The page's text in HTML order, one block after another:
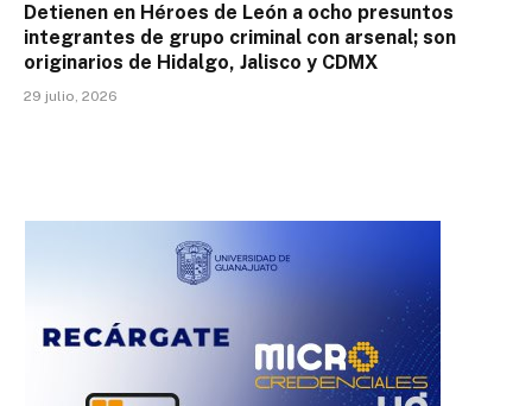
Detienen en Héroes de León a ocho presuntos
integrantes de grupo criminal con arsenal; son
originarios de Hidalgo, Jalisco y CDMX
29 julio, 2026